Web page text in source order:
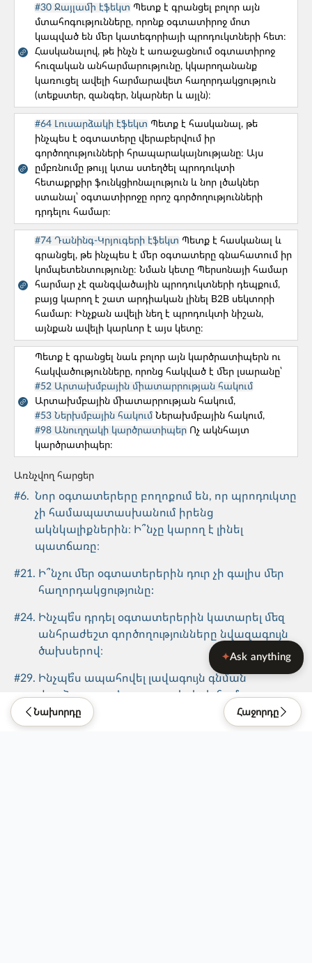
#30 Ջայլամի էֆեկտ Պետք է գրանցել բոլոր այն
մտահոգությունները, որոնք օգտատիրոջ մոտ
կապված են մեր կատեգորիայի պրոդուկտների հետ։
Հասկանալով, թե ինչն է առաջացնում օգտատիրոջ
հուզական անհարմարությունը, կկարողանանք
կառուցել ավելի հարմարավետ հաղորդակցություն
(տեքստեր, զանգեր, նկարներ և այլն)։
#64 Լուսարձակի էֆեկտ Պետք է հասկանալ, թե
ինչպես է օգտատերը վերաբերվում իր
գործողությունների հրապարակայնությանը։ Այս
ըմբռնումը թույլ կտա ստեղծել պրոդուկտի
հետաքրքիր ֆունկցիոնալություն և նոր լծակներ
ստանալ՝ օգտատիրոջը որոշ գործողությունների
դրդելու համար։
#74 Դանինգ-Կրյուգերի էֆեկտ Պետք է հասկանալ և
գրանցել, թե ինչպես է մեր օգտատերը գնահատում իր
կոմպետենտությունը։ Նման կետը Պերսոնայի համար
հարմար չէ զանգվածային պրոդուկտների դեպքում,
բայց կարող է շատ արդիական լինել B2B սեկտորի
համար։ Ինչքան ավելի նեղ է պրոդուկտի նիշան,
այնքան ավելի կարևոր է այս կետը։
Պետք է գրանցել նաև բոլոր այն կարծրատիպերն ու
հակվածությունները, որոնց հակված է մեր լսարանը՝
#52 Արտախմբային միատարրության հակում
Արտախմբային միատարրության հակում,
#53 Ներխմբային հակում Ներախմբային հակում,
#98 Անուղղակի կարծրատիպեր Ոչ ակնհայտ
կարծրատիպեր։
Առնչվող հարցեր
#6.
Նոր օգտատերերը բողոքում են, որ պրոդուկտը
չի համապատասխանում իրենց
ակնկալիքներին։ Ի՞նչը կարող է լինել
պատճառը։
#21 . Ի՞նչու մեր օգտատերերին դուր չի գալիս մեր
հաղորդակցությունը:
#24. Ինչպե՞ս դրդել օգտատերերին կատարել մեզ
անհրաժեշտ գործողությունները նվազագույն
ծախսերով։
#29. Ինչպե՞ս ապահովել լավագույն գնման
փորձառությունը օգտատերերի համար։
#
Ինչպե՞ս պրոդուկտը դարձնել հնարավորինս
Նախորդը Հաջորդը
Թիմի կազմավորում
#30. Ի՞նչ սխալներ ենք թույլ տալիս
պրոդուկտի վերլուծական տվյալների հետ
աշխատելիս։
Թիմի կազմավորում
#41. Ի՞նչ անել երբ մեր գործընկերների
համառությունը վնասում է աշխատանքին։
Թիմի կազմավորում
#43. Ի՞նչ հաշվի առնել, երբ պլանավորում ենք
պրոդուկտի թողարկումներ։
Թիմի կազմավորում
#45. Ի՞նչ անել, եթե մեր թիմի որոշ անդամներ
չեն արտահայտում իրենց կարծիքը։
Թիմի կազմավորում
#50. Ինչպե՞ս աշխատել ոչ կոմպետենտ
գործընկերոջ կամ ղեկավարի հետ:
Թիմի կազմավորում
#59. Ի՞նչ պետք է հաշվի առնել ընկերության
տեքստերում/պրոդուկտում քաղաքական,
սոցիալական կամ տնտեսական
իրադարձություններ մեկնաբանելիս։
Թիմի կազմավորում
#61. Ի՞նչ անել երբ մեր թիմը չափազանց շատ
ժամանակ է ծախսում անտեղի/աննշան
մանրամասներ քննարկելու վրա։
✦Ask anything